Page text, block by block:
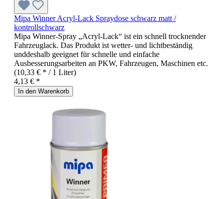
Mipa Winner Acryl-Lack Spraydose schwarz matt /
kontrollschwarz
Mipa Winner-Spray „Acryl-Lack“ ist ein schnell trocknender
Fahrzeuglack. Das Produkt ist wetter- und lichtbeständig
unddeshalb geeignet für schnelle und einfache
Ausbesserungsarbeiten an PKW, Fahrzeugen, Maschinen etc.
(10,33 € * / 1 Liter)
4,13 € *
In den Warenkorb